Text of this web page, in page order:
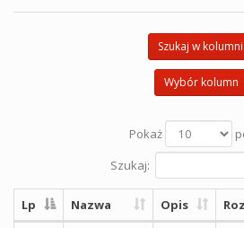
Szukaj w
Wybór kolumn
Pokaż
Szukaj:
Lp Nazwa Opis